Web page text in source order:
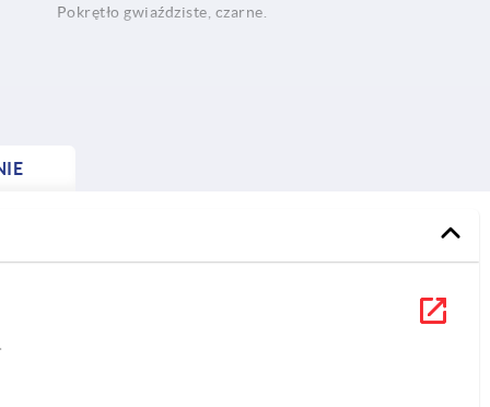
Pokrętło gwiaździste, czarne.